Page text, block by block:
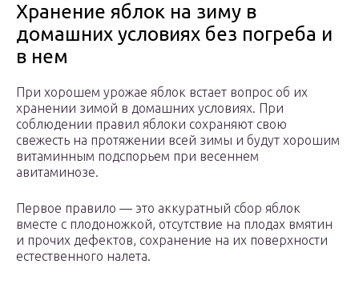
Хранение яблок на зиму в
домашних условиях без погреба и
в нем
При хорошем урожае яблок встает вопрос об их
хранении зимой в домашних условиях. При
соблюдении правил яблоки сохраняют свою
свежесть на протяжении всей зимы и будут хорошим
витаминным подспорьем при весеннем
авитаминозе.
Первое правило — это аккуратный сбор яблок
вместе с плодоножкой, отсутствие на плодах вмятин
и прочих дефектов, сохранение на их поверхности
естественного налета.